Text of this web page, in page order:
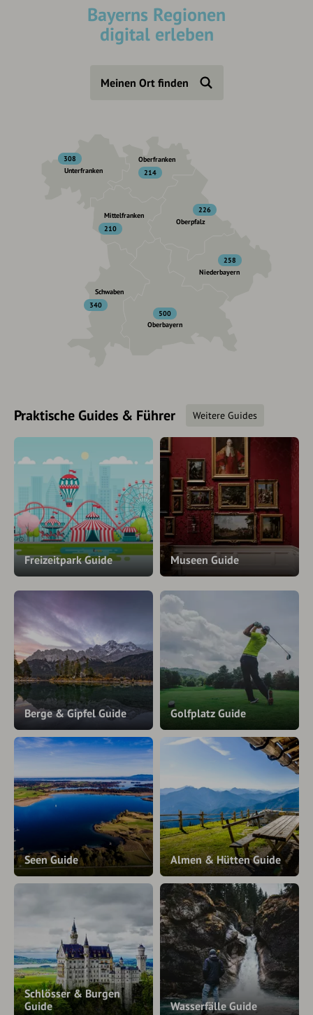
Bayerns Regionen
digital erleben
Meinen Ort finden
Unterfranken
308
Oberfranken
214
Mittelfranken
210
Oberpfalz
226
Schwaben
340
Oberbayern
500
Niederbayern
258
Praktische Guides & Führer Weitere Guides
Freizeitpark Guide Museen Guide
Berge & Gipfel Guide Golfplatz Guide
Seen Guide Almen & Hütten Guide
Schlösser & Burgen
Guide
Wasserfälle Guide